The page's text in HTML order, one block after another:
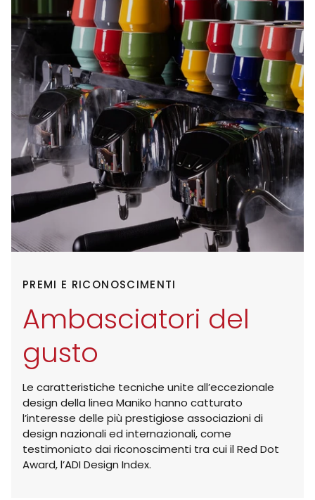
PREMI E RICONOSCIMENTI
Ambasciatori del
gusto
Le caratteristiche tecniche unite all’eccezionale
design della linea Maniko hanno catturato
l’interesse delle più prestigiose associazioni di
design nazionali ed internazionali, come
testimoniato dai riconoscimenti tra cui il Red Dot
Award, l’ADI Design Index.